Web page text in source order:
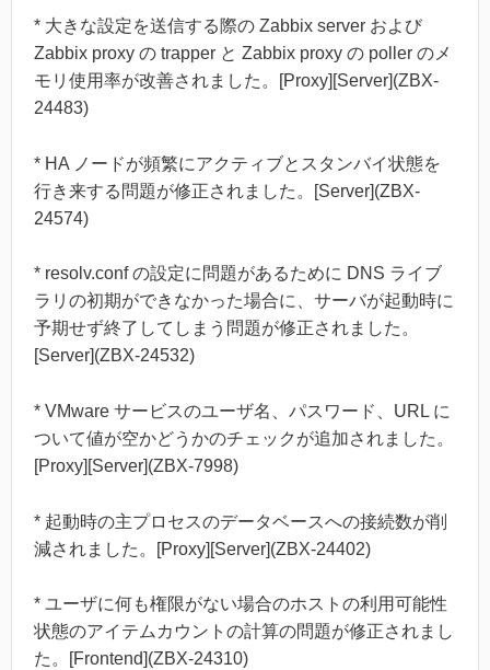
* 大きな設定を送信する際の Zabbix server および
Zabbix proxy の trapper と Zabbix proxy の poller のメ
モリ使用率が改善されました。[Proxy][Server](ZBX-
24483)
* HA ノードが頻繁にアクティブとスタンバイ状態を
行き来する問題が修正されました。[Server](ZBX-
24574)
* resolv.conf の設定に問題があるために DNS ライブ
ラリの初期ができなかった場合に、サーバが起動時に
予期せず終了してしまう問題が修正されました。
[Server](ZBX-24532)
* VMware サービスのユーザ名、パスワード、URL に
ついて値が空かどうかのチェックが追加されました。
[Proxy][Server](ZBX-7998)
* 起動時の主プロセスのデータベースへの接続数が削
減されました。[Proxy][Server](ZBX-24402)
* ユーザに何も権限がない場合のホストの利用可能性
状態のアイテムカウントの計算の問題が修正されまし
た。[Frontend](ZBX-24310)